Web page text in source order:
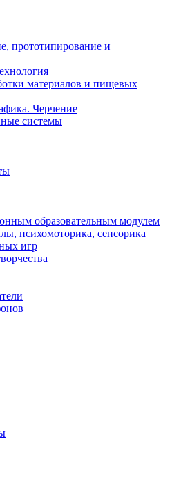
прототипирование и
материалов и пищевых
Черчение
системы
образовательным модулем
психомоторика, сенсорика
игр